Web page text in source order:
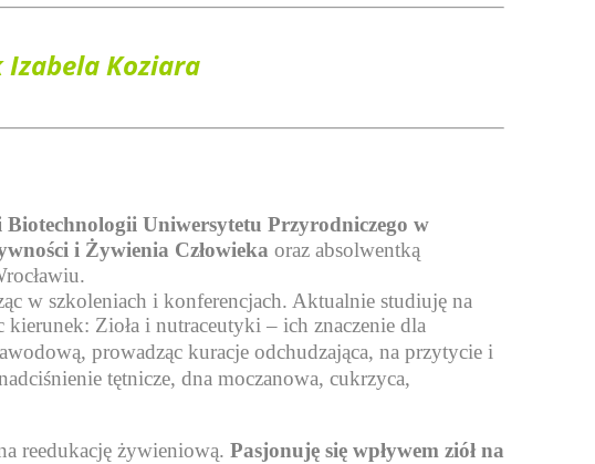
Koziara
Uniwersytetu Przyrodniczego w
i Żywienia Człowieka oraz absolwentką
w szkoleniach i konferencjach. Aktualnie studiuję na
Zioła i nutraceutyki – ich znaczenie dla
prowadząc kuracje odchudzająca, na przytycie i
tętnicze, dna moczanowa, cukrzyca,
reedukację żywieniową. Pasjonuję się wpływem ziół na